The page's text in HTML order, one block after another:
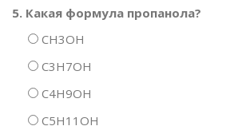
5. Какая формула пропанола?
CH3OH
C3H7OH
C4H9OH
C5H11OH